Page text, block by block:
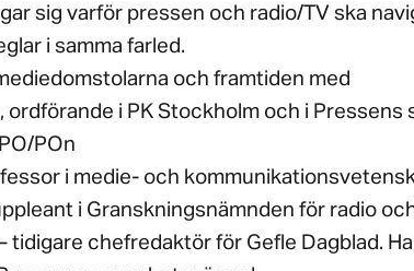
sig varför pressen och radio/TV ska
i samma farled.
och framtiden med
, ordförande i PK Stockholm och i Pressens
POn
i medie- och
i Granskningsnämnden för radio
tidigare chefredaktör för Gefle Dagblad.